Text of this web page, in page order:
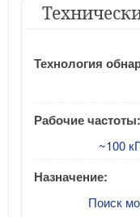
Технология
Рабочие частоты:
~100
Назначение:
Поиск